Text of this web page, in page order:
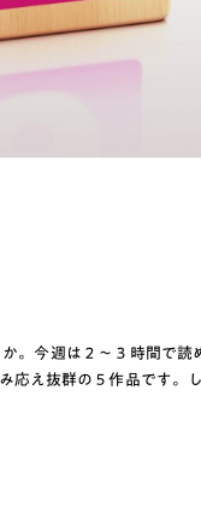
。今週は２〜３時間で読
応え抜群の５作品です。